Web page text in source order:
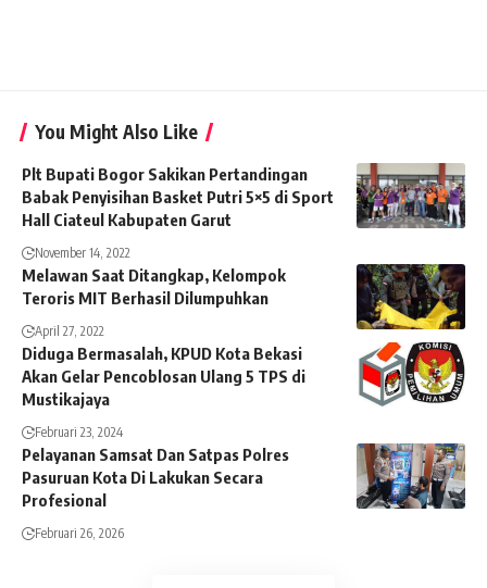
You Might Also Like
Plt Bupati Bogor Sakikan Pertandingan
Babak Penyisihan Basket Putri 5×5 di Sport
Hall Ciateul Kabupaten Garut
November 14, 2022
Melawan Saat Ditangkap, Kelompok
Teroris MIT Berhasil Dilumpuhkan
April 27, 2022
Diduga Bermasalah, KPUD Kota Bekasi
Akan Gelar Pencoblosan Ulang 5 TPS di
Mustikajaya
Februari 23, 2024
Pelayanan Samsat Dan Satpas Polres
Pasuruan Kota Di Lakukan Secara
Profesional
Februari 26, 2026